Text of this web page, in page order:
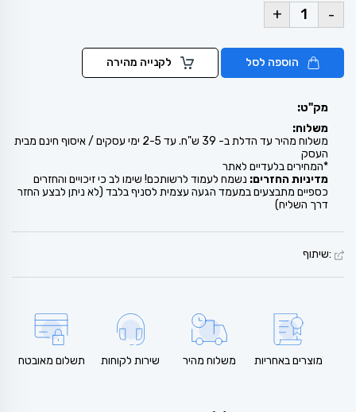
-
+
הוספה לסל לקנייה מהירה
מק"ט:
משלוח:
משלוח מהיר עד הדלת ב- 39 ש"ח. עד 2-5 ימי עסקים / איסוף חינם מבית
העסק
*המחירים בלעדיים לאתר
מדיניות החזרים: נשמח לעמוד לרשותכם! שימו לב כי זיכויים והחזרים
כספיים מתבצעים במעמד הגעה עצמית לסניף בלבד (לא ניתן לבצע החזר
דרך השליח)
:שיתוף
מוצרים באחריות משלוח מהיר שירות לקוחות תשלום מאובטח